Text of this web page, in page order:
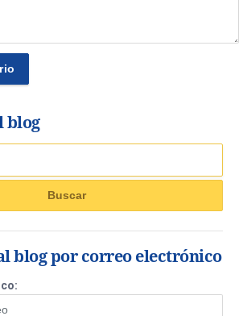
blog
blog por correo electrónico